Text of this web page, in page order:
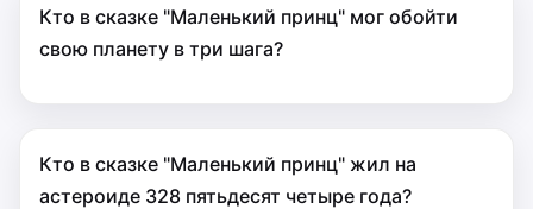
Кто в сказке "Маленький принц" мог обойти
свою планету в три шага?
Кто в сказке "Маленький принц" жил на
астероиде 328 пятьдесят четыре года?